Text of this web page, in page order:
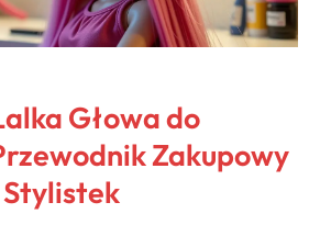
Głowa do
Zakupowy
Stylistek